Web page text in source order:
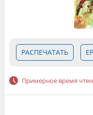
РАСПЕЧАТАТЬ
Примерное время